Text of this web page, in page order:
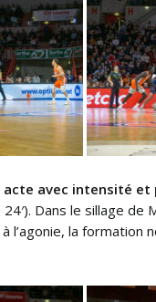
avec intensité et
Dans le sillage
l’agonie, la